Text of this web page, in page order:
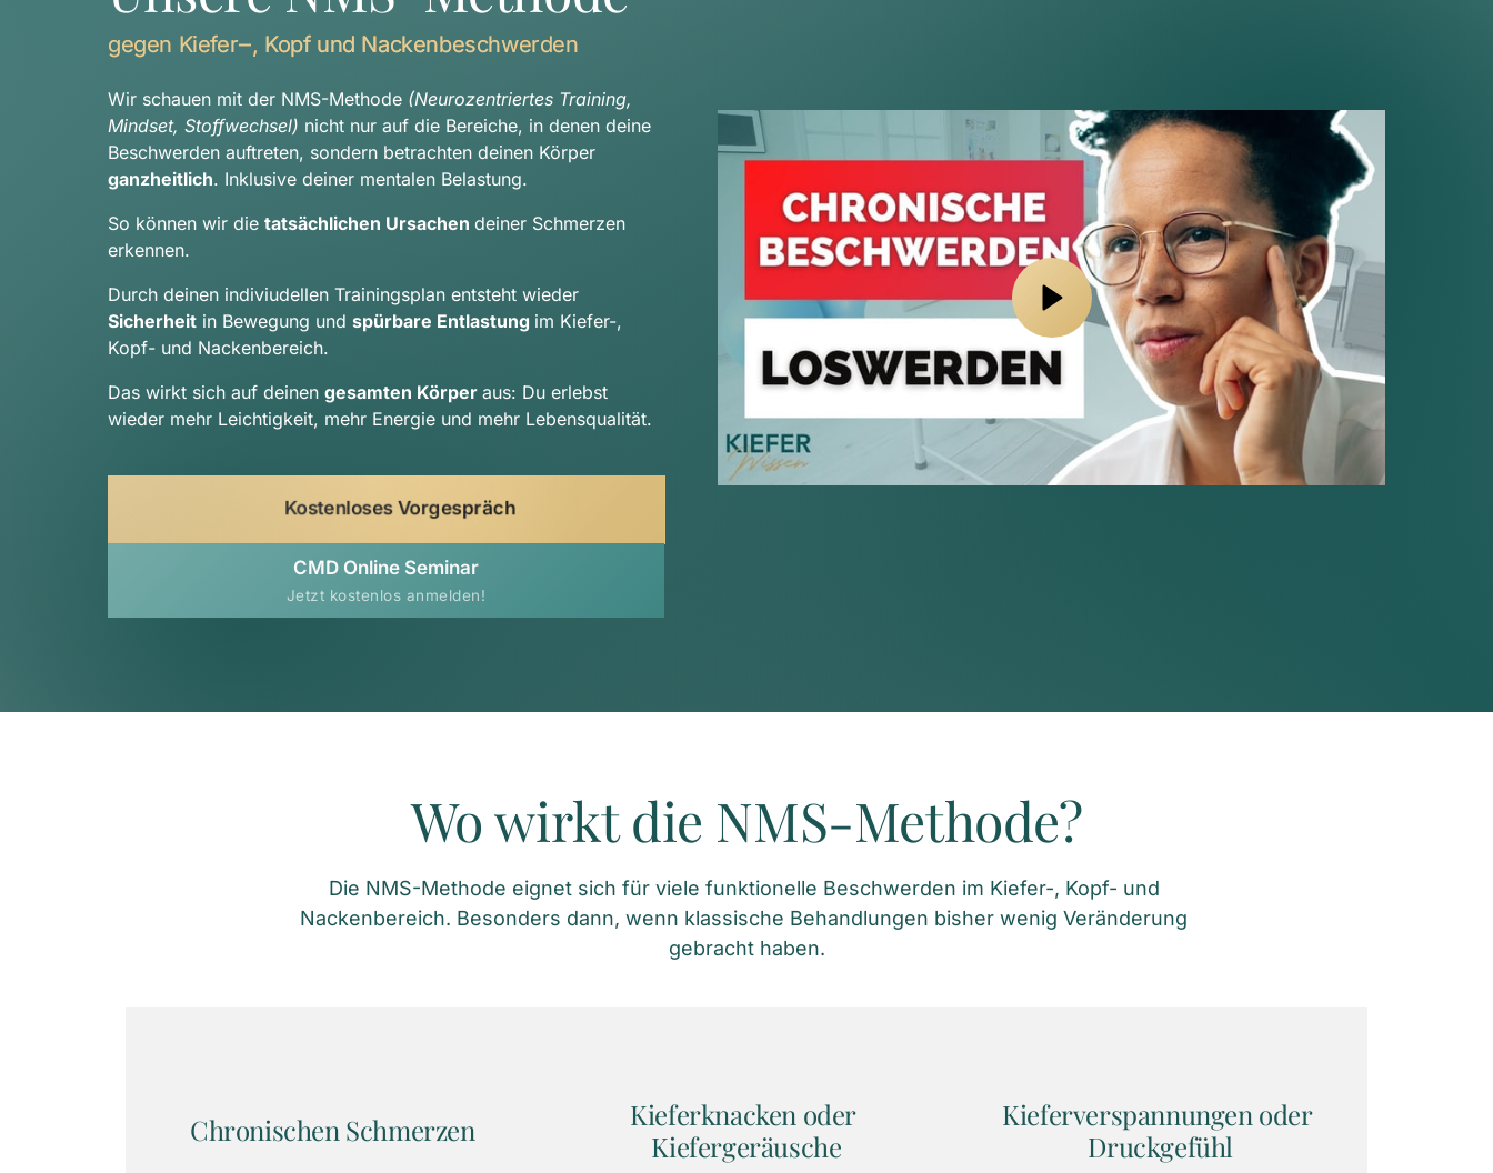
gegen Kiefer‒, Kopf und Nackenbeschwerden
Wir schauen mit der NMS-Methode (Neurozentriertes Training,
Mindset, Stoffwechsel) nicht nur auf die Bereiche, in denen deine
ganzheitlich. Inklusive deiner mentalen Belastung.
So können wir die tatsächlichen Ursachen deiner Schmerzen
erkennen.
Sicherheit in Bewegung und spürbare Entlastung im Kiefer-,
Kopf- und Nackenbereich.
Das wirkt sich auf deinen gesamten Körper aus: Du erlebst
wieder mehr Leichtigkeit, mehr Energie und mehr Lebensqualität.
Kostenloses Vorgespräch
CMD Online Seminar
Jetzt kostenlos anmelden!
Wo wirkt die NMS-Methode?
Die NMS-Methode eignet sich für viele funktionelle Beschwerden im Kiefer-, Kopf- und
Nackenbereich. Besonders dann, wenn klassische Behandlungen bisher wenig Veränderung
gebracht haben.
Chronischen Schmerzen
Kieferknacken oder
Kiefergeräusche
Kieferverspannungen oder
Druckgefühl